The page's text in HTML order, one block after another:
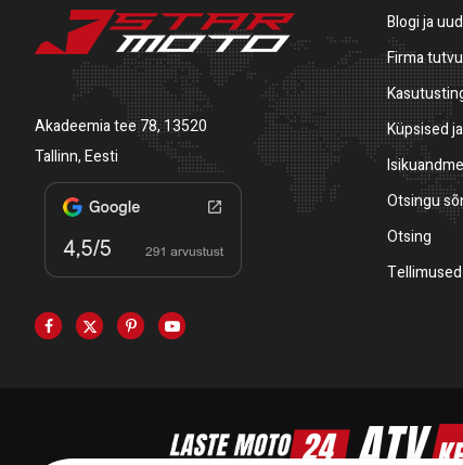
Akadeemia tee 78, 13520
Tallinn, Eesti
Blogi ja
Firma
Küpsised
Otsingu
Otsing